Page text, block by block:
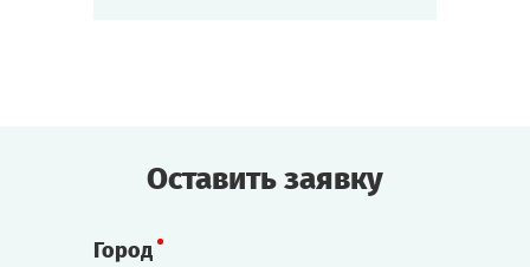
Оставить заявку
Город